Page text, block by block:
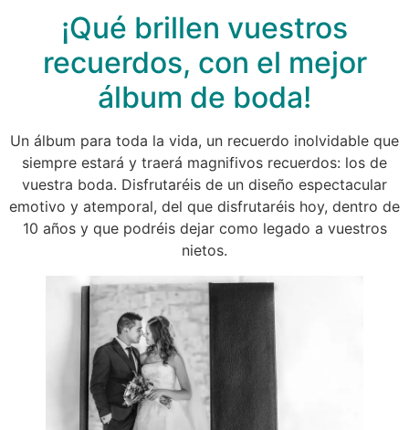
¡Qué brillen vuestros
recuerdos, con el mejor
álbum de boda!
Un álbum para toda la vida, un recuerdo inolvidable que
siempre estará y traerá magnifivos recuerdos: los de
vuestra boda. Disfrutaréis de un diseño espectacular
emotivo y atemporal, del que disfrutaréis hoy, dentro de
10 años y que podréis dejar como legado a vuestros
nietos.